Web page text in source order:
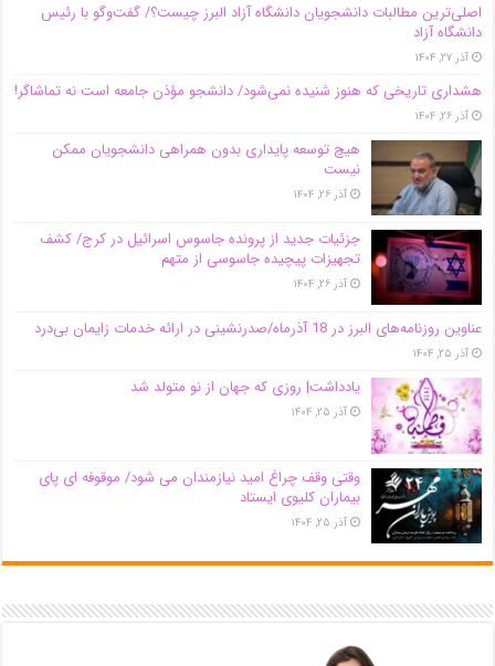
اصلی‌ترین مطالبات دانشجویان دانشگاه آزاد البرز چیست؟/ گفت‌وگو با رئیس
دانشگاه آز‌اد
آذر ۲۷, ۱۴۰۴
هشداری تاریخی که هنوز شنیده نمی‌شود/ دانشجو مؤذن جامعه است نه تماشاگر!
آذر ۲۶, ۱۴۰۴
هیچ توسعه پایداری بدون همراهی دانشجویان ممکن
نیست
آذر ۲۶, ۱۴۰۴
جزئیات جدید از پرونده جاسوس اسرائیل در کرج/‌ کشف
تجهیزات پیچیده جاسوسی از متهم
آذر ۲۶, ۱۴۰۴
عناوین روزنامه‌های البرز در ‌18 آذرماه/صدرنشینی در ارائه خدمات زایمان بی‌درد
آذر ۲۵, ۱۴۰۴
یادداشت| روزی که جهان از نو متولد شد
آذر ۲۵, ۱۴۰۴
وقتی وقف چراغ امید نیازمندان می شود/ موقوفه ای پای
بیماران کلیوی ایستاد
آذر ۲۵, ۱۴۰۴